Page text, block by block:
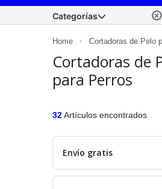
mejores ofertas de envío y
según tu ubicación.
Categorías
Home Cortadoras de Pelo
Cortadoras de
para Perros
32Artículos encontrados
Envío gratis